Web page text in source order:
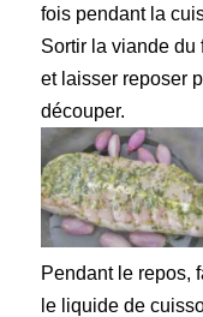
fois pendant la
Sortir la viande du
et laisser reposer
découper.
Pendant le repos,
le liquide de